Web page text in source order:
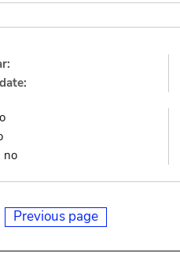
no
Previous page